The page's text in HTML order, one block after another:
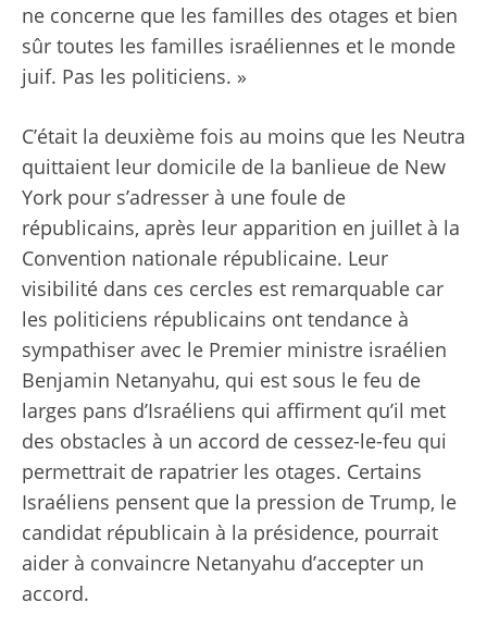
ne concerne que les familles des otages et bien
sûr toutes les familles israéliennes et le monde
juif. Pas les politiciens. »
C’était la deuxième fois au moins que les Neutra
quittaient leur domicile de la banlieue de New
York pour s’adresser à une foule de
républicains, après leur apparition en juillet à la
Convention nationale républicaine. Leur
visibilité dans ces cercles est remarquable car
les politiciens républicains ont tendance à
sympathiser avec le Premier ministre israélien
Benjamin Netanyahu, qui est sous le feu de
larges pans d’Israéliens qui affirment qu’il met
des obstacles à un accord de cessez-le-feu qui
permettrait de rapatrier les otages. Certains
Israéliens pensent que la pression de Trump, le
candidat républicain à la présidence, pourrait
aider à convaincre Netanyahu d’accepter un
accord.